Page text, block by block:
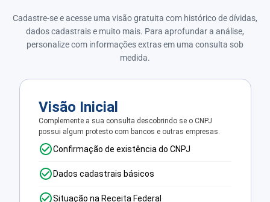
Cadastre-se e acesse uma visão gratuita com histórico de dívidas,
dados cadastrais e muito mais. Para aprofundar a análise,
personalize com informações extras em uma consulta sob
medida.
Visão Inicial
Complemente a sua consulta descobrindo se o CNPJ
possui algum protesto com bancos e outras empresas.
Confirmação de existência do CNPJ
Dados cadastrais básicos
Situação na Receita Federal